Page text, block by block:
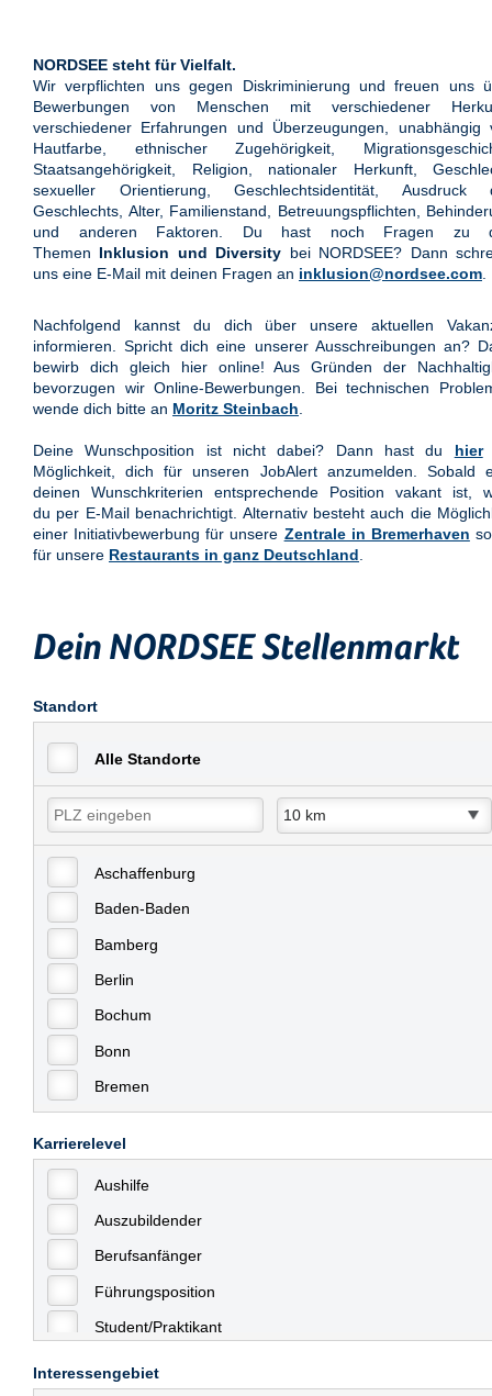
NORDSEE steht für Vielfalt.
Wir verpflichten uns gegen Diskriminierung und freuen uns
Bewerbungen von Menschen mit verschiedener
verschiedener Erfahrungen und Überzeugungen, unabhängig
Hautfarbe, ethnischer Zugehörigkeit,
Staatsangehörigkeit, Religion, nationaler Herkunft,
sexueller Orientierung, Geschlechtsidentität, Ausdruck
Geschlechts, Alter, Familienstand, Betreuungspflichten,
und anderen Faktoren. Du hast noch Fragen zu
Themen Inklusion und Diversity bei NORDSEE? Dann
uns eine E-Mail mit deinen Fragen an inklusion@nordsee.com
Nachfolgend kannst du dich über unsere aktuellen
informieren. Spricht dich eine unserer Ausschreibungen an?
bewirb dich gleich hier online! Aus Gründen der
bevorzugen wir Online-Bewerbungen. Bei technischen
wende dich bitte an Moritz Steinbach
Deine Wunschposition ist nicht dabei? Dann hast du hier
Möglichkeit, dich für unseren JobAlert anzumelden. Sobald
deinen Wunschkriterien entsprechende Position vakant ist,
du per E-Mail benachrichtigt. Alternativ besteht auch die
einer Initiativbewerbung für unsere Zentrale in Bremerhaven
für unsere Restaurants in ganz Deutschland
Dein NORDSEE Stellenmarkt
Standort
Alle Standorte
Aschaffenburg
Baden-Baden
Bamberg
Berlin
Bochum
Bonn
Bremen
Celle
Chemnitz
Dessau
Dresden
Düsseldorf
Erfurt
Essen
Karrierelevel
Aushilfe
Auszubildender
Berufsanfänger
Führungsposition
Student/Praktikant
Interessengebiet